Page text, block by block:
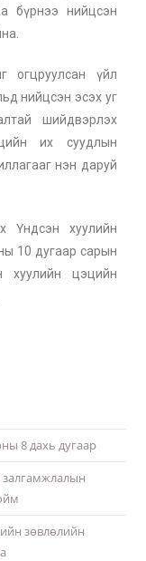
бүрнээ нийцсэн
огцруулсан үйл
нийцсэн эсэх уг
шийдвэрлэх
их суудлын
нэн даруй
Үндсэн хуулийн
10 дугаар сарын
хуулийн цэцийн
8 дахь дугаар
зөвлөлийн